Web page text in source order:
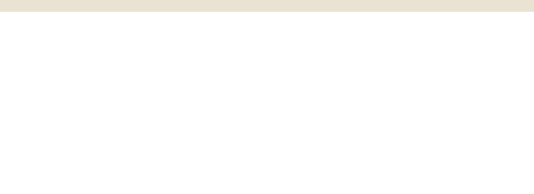
Travailler dans une pièce bien ventilée.